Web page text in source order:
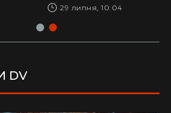
29 липня, 10:04
DV